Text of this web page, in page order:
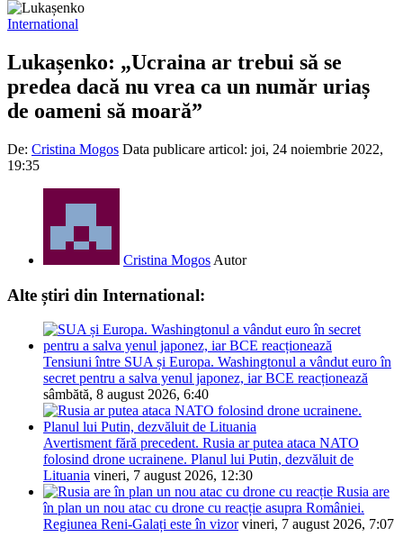
International
Lukașenko: „Ucraina ar trebui să se
predea dacă nu vrea ca un număr uriaș
de oameni să moară”
De: Cristina Mogos Data publicare articol: joi, 24 noiembrie 2022,
19:35
Cristina Mogos Autor
Alte știri din International:
Tensiuni între SUA și Europa. Washingtonul a vândut euro în
secret pentru a salva yenul japonez, iar BCE reacționează
sâmbătă, 8 august 2026, 6:40
Avertisment fără precedent. Rusia ar putea ataca NATO
folosind drone ucrainene. Planul lui Putin, dezvăluit de
Lituania vineri, 7 august 2026, 12:30
Rusia are
în plan un nou atac cu drone cu reacție asupra României.
Regiunea Reni-Galați este în vizor vineri, 7 august 2026, 7:07